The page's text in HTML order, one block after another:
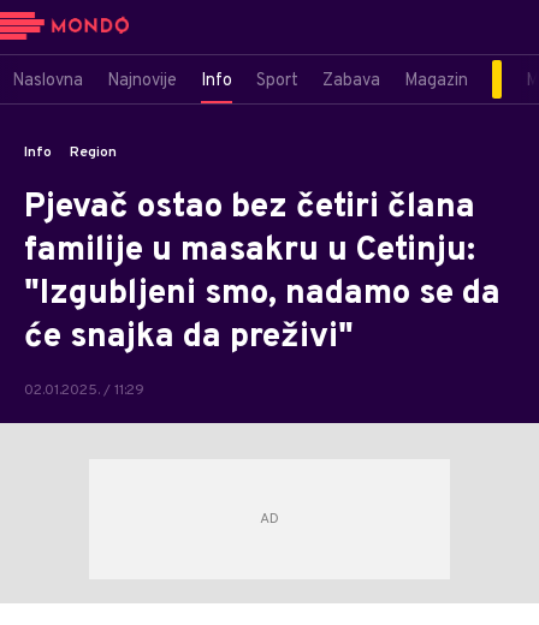
Naslovna Najnovije Info Sport Zabava Magazin
Info Region
Pjevač ostao bez četiri člana
familije u masakru u Cetinju:
"Izgubljeni smo, nadamo se da
će snajka da preživi"
02.01.2025. / 11:29